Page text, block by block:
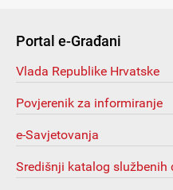
Portal e-Građani
Vlada Republike Hrvatske
Povjerenik za informiranje
e-Savjetovanja
Središnji katalog službenih